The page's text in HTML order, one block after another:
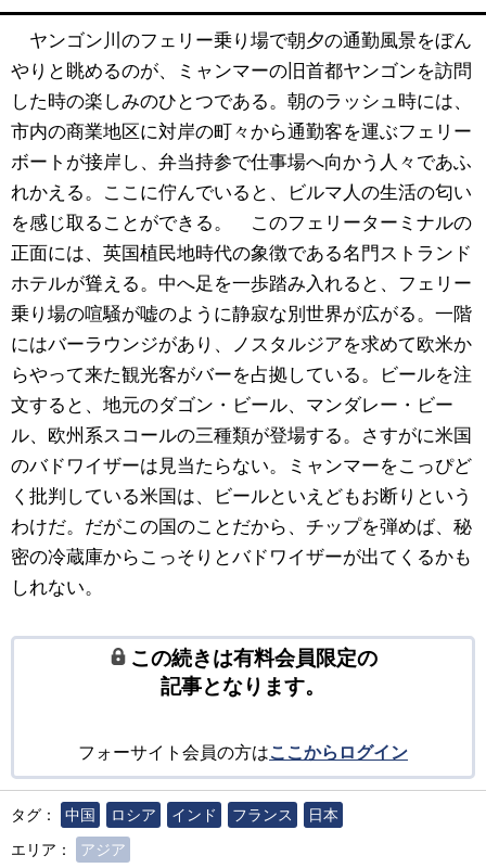
ヤンゴン川のフェリー乗り場で朝夕の通勤風景をぼん
やりと眺めるのが、ミャンマーの旧首都ヤンゴンを訪問
した時の楽しみのひとつである。朝のラッシュ時には、
市内の商業地区に対岸の町々から通勤客を運ぶフェリー
ボートが接岸し、弁当持参で仕事場へ向かう人々であふ
れかえる。ここに佇んでいると、ビルマ人の生活の匂い
を感じ取ることができる。 このフェリーターミナルの
正面には、英国植民地時代の象徴である名門ストランド
ホテルが聳える。中へ足を一歩踏み入れると、フェリー
乗り場の喧騒が嘘のように静寂な別世界が広がる。一階
にはバーラウンジがあり、ノスタルジアを求めて欧米か
らやって来た観光客がバーを占拠している。ビールを注
文すると、地元のダゴン・ビール、マンダレー・ビー
ル、欧州系スコールの三種類が登場する。さすがに米国
のバドワイザーは見当たらない。ミャンマーをこっぴど
く批判している米国は、ビールといえどもお断りという
わけだ。だがこの国のことだから、チップを弾めば、秘
密の冷蔵庫からこっそりとバドワイザーが出てくるかも
しれない。
この続きは有料会員限定の
記事となります。
フォーサイト会員の方はここからログイン
タグ： 中国 ロシア インド フランス
日本
エリア：
アジア